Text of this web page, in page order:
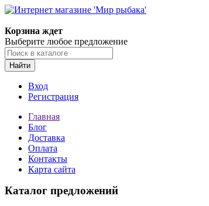
Корзина ждет
Выберите любое предложение
Найти
Вход
Регистрация
Главная
Блог
Доставка
Оплата
Контакты
Карта сайта
Каталог предложений